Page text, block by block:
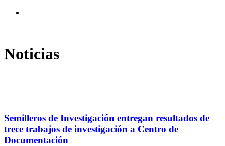
Noticias
Semilleros de Investigación entregan resultados de
trece trabajos de investigación a Centro de
Documentación